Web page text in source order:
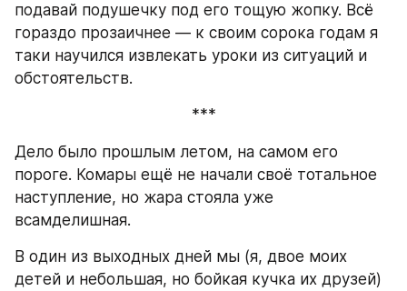
подавай подушечку под его тощую жопку. Всё
гораздо прозаичнее — к своим сорока годам я
таки научился извлекать уроки из ситуаций и
обстоятельств.
***
Дело было прошлым летом, на самом его
пороге. Комары ещё не начали своё тотальное
наступление, но жара стояла уже
всамделишная.
В один из выходных дней мы (я, двое моих
детей и небольшая, но бойкая кучка их друзей)